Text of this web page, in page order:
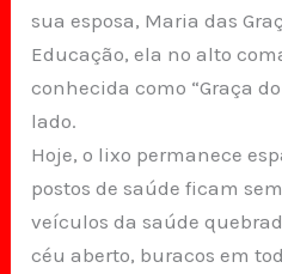
sua esposa, Maria das
Educação, ela no alto
conhecida como “Graça
lado.
Hoje, o lixo permanece
postos de saúde ficam
veículos da saúde
céu aberto, buracos em